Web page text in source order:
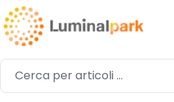
Passa al contenuto principale